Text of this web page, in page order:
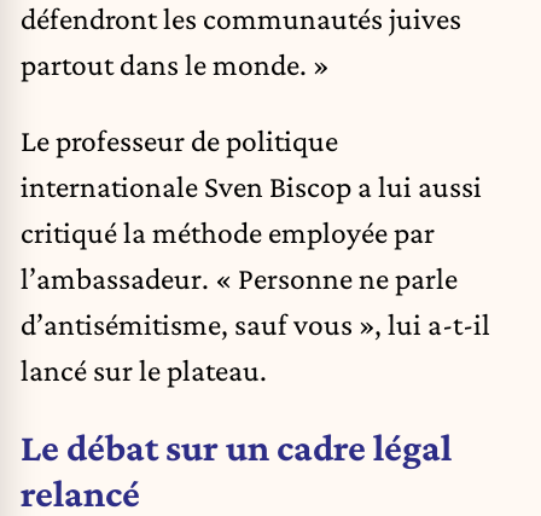
défendront les communautés juives
partout dans le monde. »
Le professeur de politique
internationale Sven Biscop a lui aussi
critiqué la méthode employée par
l’ambassadeur. « Personne ne parle
d’antisémitisme, sauf vous », lui a-t-il
lancé sur le plateau.
Le débat sur un cadre légal
relancé